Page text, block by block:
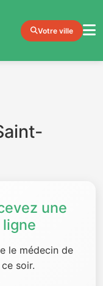
Votre ville
une
le médecin de
soir.